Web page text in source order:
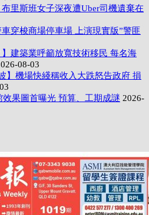
里斯班女子深夜遭Uber司機遺棄在
穿梭商場停車場 上演現實版”警匪
】建築業呼籲放寬技術移民 每名海
08-03
】機場快綫稱收入大跌怒告政府 損
果圖首曝光 預算、工期成謎 2026-